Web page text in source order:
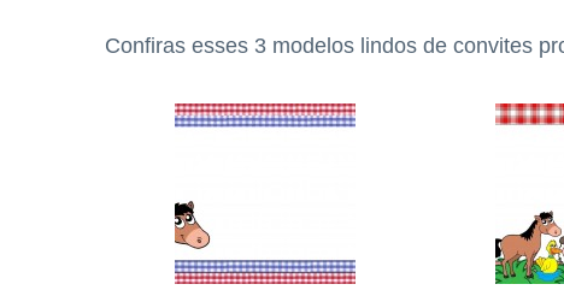
Confiras esses 3 modelos lindos de convites